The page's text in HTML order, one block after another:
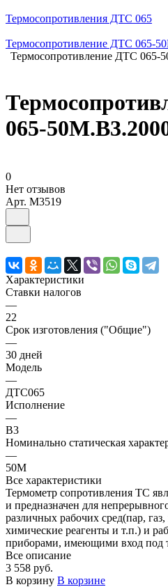
Термосопротивления ДТС 065
Термосопротивление ДТС 065-
Термосопротивление ДТС 065-
065-
0
Нет отзывов
Арт. M3519
Характеристики
Ставки налогов
—
22
Срок изготовления ("Общие")
—
30 дней
Модель
—
ДТС065
Исполнение
—
В3
Номинально статическая
—
50М
Все характеристики
Термометр сопротивления ТС
и предназначен для
различных рабочих сред(пар,
химические реагенты и т.п.) и
приборами, имеющими вход под
Все описание
3 558 руб.
В корзину В корзине